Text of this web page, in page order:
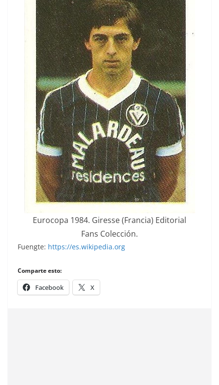
Eurocopa 1984. Giresse (Francia) Editorial
Fans Colección.
Fuengte: https://es.wikipedia.org
Comparte esto:
Facebook X